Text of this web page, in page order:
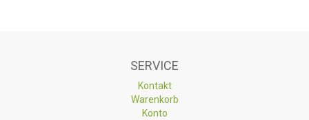
SERVICE
Kontakt
Warenkorb
Konto